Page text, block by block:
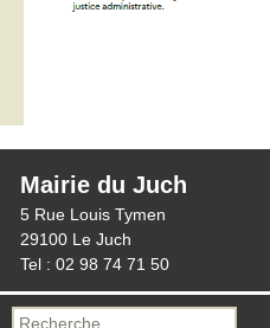
Mairie du Juch
5 Rue Louis Tymen
29100 Le Juch
Tel : 02 98 74 71 50
Recherche